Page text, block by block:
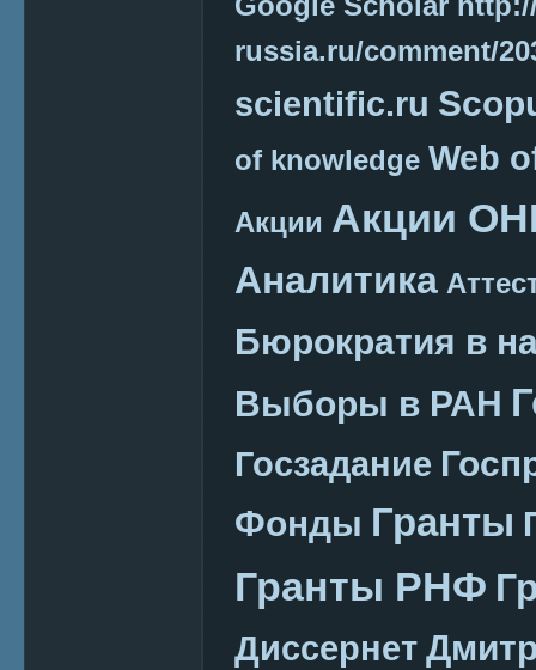
russia.ru/comment/
scientific.ru
of knowledge Web
Акции Акции
Аналитика
Бюрократия в
Выборы в РАН
Госзадание
Фонды Гранты
Гранты РНФ
Диссернет